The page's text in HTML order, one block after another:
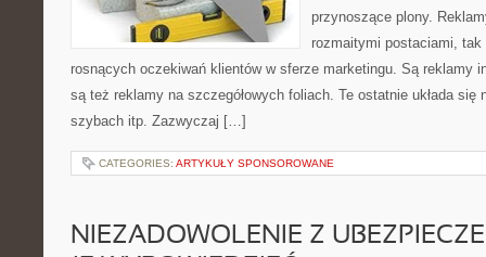
przynoszące plony.
rozmaitymi postaciami,
rosnących oczekiwań klientów w sferze marketingu. Są reklamy
są też reklamy na szczegółowych foliach. Te ostatnie układa się
szybach itp. Zazwyczaj […]
CATEGORIES: ARTYKUŁY SPONSOROWANE
NIEZADOWOLENIE Z